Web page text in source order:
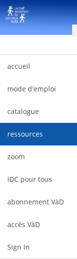
Skip to Content
accueil
mode d'emploi
catalogue
ressources
zoom
IDC pour tous
abonnement VàD
accès VàD
Sign In